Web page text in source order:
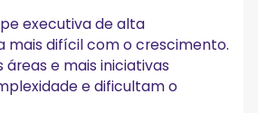
executiva de alta
mais difícil com o crescimento.
áreas e mais iniciativas
e dificultam o